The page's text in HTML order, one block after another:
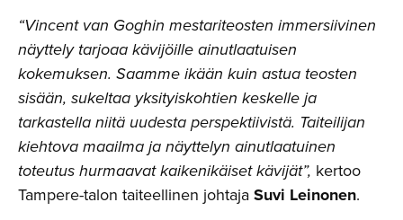
“Vincent van Goghin mestariteosten immersiivinen
näyttely tarjoaa kävijöille ainutlaatuisen
kokemuksen. Saamme ikään kuin astua teosten
sisään, sukeltaa yksityiskohtien keskelle ja
tarkastella niitä uudesta perspektiivistä. Taiteilijan
kiehtova maailma ja näyttelyn ainutlaatuinen
toteutus hurmaavat kaikenikäiset kävijät”, kertoo
Tampere-talon taiteellinen johtajaSuvi Leinonen.